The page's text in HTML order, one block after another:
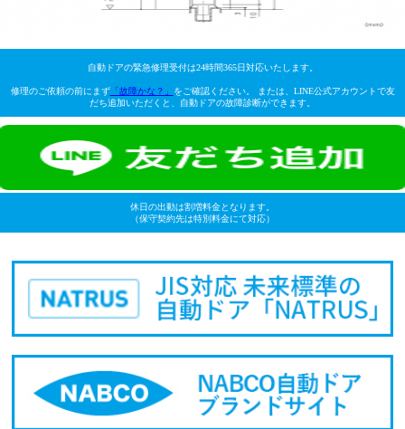
自動ドアの緊急修理受付は24時間365日対応いたします。
修理のご依頼の前にまず「故障かな？」
をご確認ください。 または、LINE公式アカウントで友
だち追加いただくと、自動ドアの故障診断ができます。
休日の出動は割増料金となります。
（保守契約先は特別料金にて対応）